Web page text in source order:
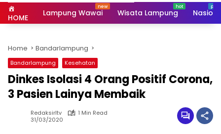
HOME Lampung Wawai Wisata Lampung
Home Bandarlampung
Bandarlampung Kesehatan
Dinkes Isolasi 4 Orang Positif Corona,
3 Pasien Lainya Membaik
Redaksirltv
1 Min Read
31/03/2020